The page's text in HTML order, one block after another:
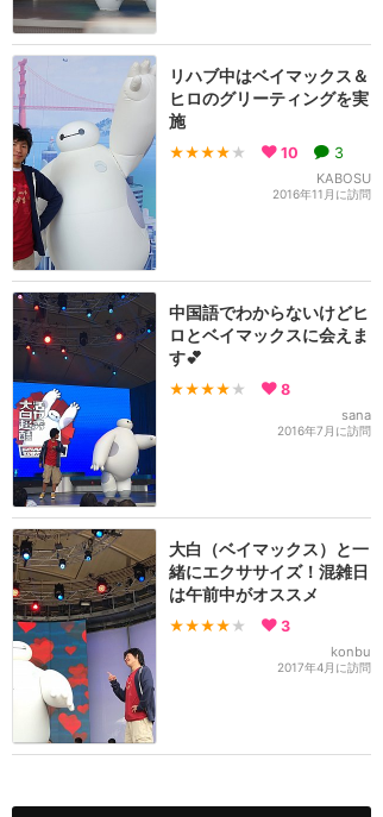
リハブ中はベイマックス＆
ヒロのグリーティングを実
施
★★★★ ★ 10 3
KABOSU
2016年11月に訪問
中国語でわからないけどヒ
ロとベイマックスに会えま
す💕
★★★★ ★ 8
sana
2016年7月に訪問
大白（ベイマックス）と一
緒にエクササイズ！混雑日
は午前中がオススメ
★★★★ ★ 3
konbu
2017年4月に訪問